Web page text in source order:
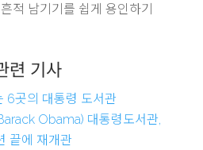
적 남기기를 쉽게 용인하기
련 기사
6곳의 대통령 도서관
Obama) 대통령도서관,
끝에 재개관